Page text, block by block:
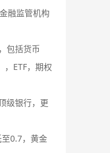
融监管机构
包括货币
，ETF，期权
级银行，更
0.7，黄金